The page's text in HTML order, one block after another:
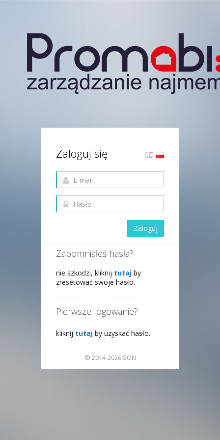
Zaloguj się
Zaloguj
Zapomniałeś hasła?
nie szkodzi, kliknij tutaj by
zresetować swoje hasło.
Pierwsze logowanie?
kliknij tutaj by uzyskać hasło.
© 2014-2026 SON